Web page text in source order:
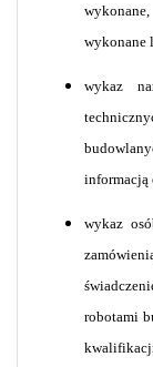
wykonane
wykaz
informacją
wykaz
robotami